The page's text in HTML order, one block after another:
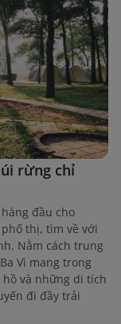
rừng chỉ
đầu cho
thị, tìm về với
Nằm cách trung
Vì mang trong
và những di tích
đi đầy trải